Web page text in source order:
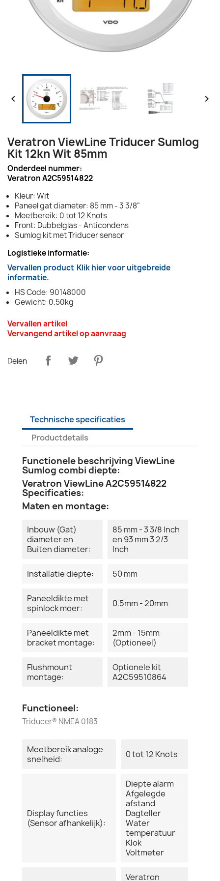
 
Veratron ViewLine Triducer Sumlog
Kit 12kn Wit 85mm
Onderdeel nummer:
Veratron A2C59514822
Kleur: Wit
Paneel gat diameter: 85 mm - 3 3/8"
Meetbereik: 0 tot 12 Knots
Front: Dubbelglas - Anticondens
Sumlog kit met Triducer sensor
Logistieke informatie:
Vervallen product Klik hier voor uitgebreide
informatie.
HS Code: 90148000
Gewicht: 0.50kg
Vervallen artikel
Vervangend artikel op aanvraag
Delen
Technische specificaties
Productdetails
Functionele beschrijving ViewLine
Sumlog combi diepte:
Veratron ViewLine A2C59514822
Specificaties:
Maten en montage:
Inbouw (Gat)
diameter en
Buiten diameter:
85 mm - 3 3/8 Inch
en 93 mm 3 2/3
Inch
Installatie diepte: 50 mm
Paneeldikte met
spinlock moer:
0.5mm - 20mm
Paneeldikte met
bracket montage:
2mm - 15mm
(Optioneel)
Flushmount
montage:
Optionele kit
A2C59510864
Functioneel:
Triducer® NMEA 0183
Meetbereik analoge
snelheid:
0 tot 12 Knots
Display functies
(Sensor afhankelijk):
Diepte alarm
Afgelegde
afstand
Dagteller
Water
temperatuur
Klok
Voltmeter
Veratron